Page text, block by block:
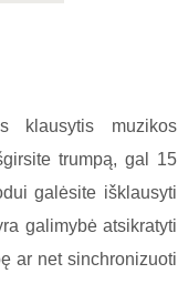
klausytis muzikos
trumpą, gal 15
galėsite išklausyti
galimybė atsikratyti
ar net sinchronizuoti